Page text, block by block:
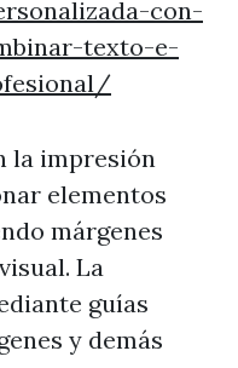
con-
texto-e-
la impresión
elementos
márgenes
La
guías
y demás